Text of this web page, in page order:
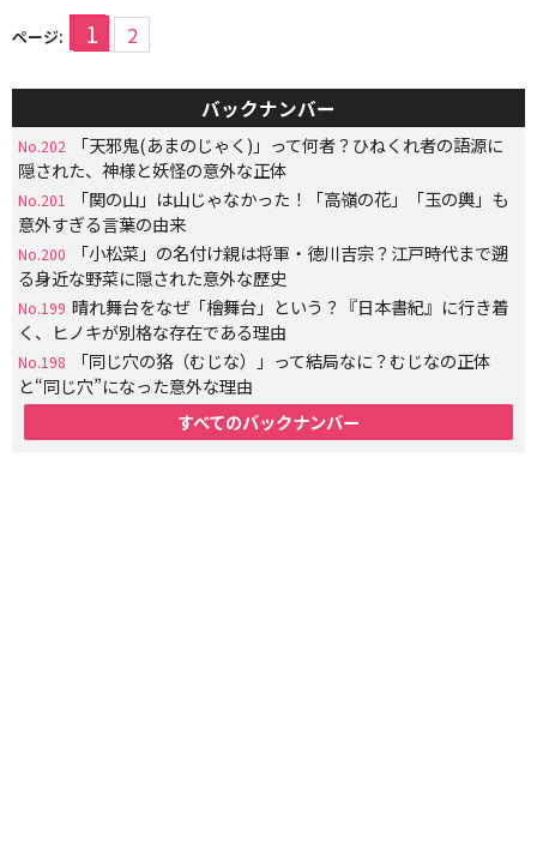
ページ: 1 2
バックナンバー
No.202
「天邪鬼(あまのじゃく)」って何者？ひねくれ者の語源に
隠された、神様と妖怪の意外な正体
No.201
「関の山」は山じゃなかった！「高嶺の花」「玉の輿」も
意外すぎる言葉の由来
No.200
「小松菜」の名付け親は将軍・徳川吉宗？江戸時代まで遡
る身近な野菜に隠された意外な歴史
No.199 晴れ舞台をなぜ「檜舞台」という？『日本書紀』に行き着
く、ヒノキが別格な存在である理由
No.198
「同じ穴の狢（むじな）」って結局なに？むじなの正体
と“同じ穴”になった意外な理由
すべてのバックナンバー